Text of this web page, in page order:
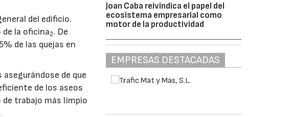
del edificio.
de la oficina2. De
de las quejas en
de que
de los aseos
de trabajo más limpio
Joan Caba reivindica el papel del
ecosistema empresarial como
motor de la productividad
EMPRESAS DESTACADAS